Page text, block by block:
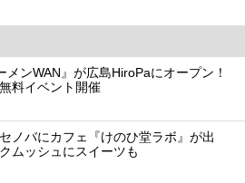
ンWAN』が広島HiroPaにオープン！
料イベント開催
ノバにカフェ『けのひ堂ラボ』が出
ムッシュにスイーツも